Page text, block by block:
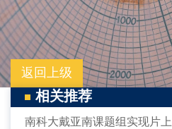
返回上级
相关推荐
南科大戴亚南课题组实现片上